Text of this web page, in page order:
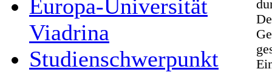
Europa-Universität
Viadrina
Studienschwerpunkt